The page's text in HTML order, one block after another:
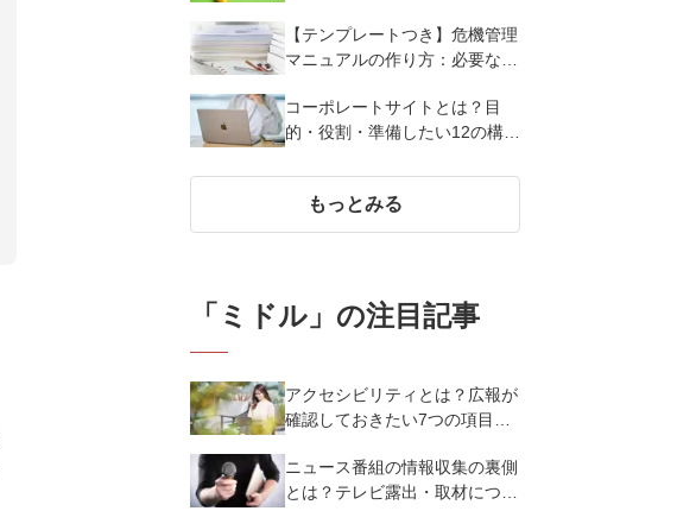
【テンプレートつき】危機管理
マニュアルの作り方：必要な項
つのポイントを解説
コーポレートサイトとは？目
的・役割・準備したい12の構成
もっとみる
「 ミドル 」の注目記事
アクセシビリティとは？広報が
確認しておきたい7つの項目・
ニュース番組の情報収集の裏側
とは？テレビ露出・取材につな